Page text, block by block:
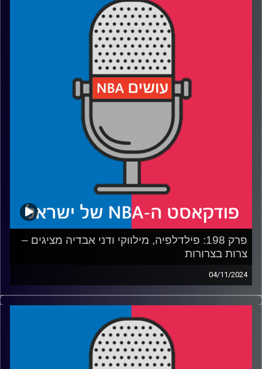
רבע 1: יוקיץ' עושה היסטוריה, שיי עובר לסמול, אנט מתחפש
קרדיט תמונות:עידן לוצקי
פרק 198: פילדלפיה, מילווקי ודני אבדיה מציגים –
צרות בצרורות
04/11/2024
פודקאסט האן.בי.איי עם ערן סורוקה, שרון דוידוביץ', משה
דוידוביץ' ועידן לוצקי, בשיתוף קול האוניברסיטה.
רבע 2: הצרות של דני אבדיה, הצרורות של פיניקס, אוקלהומה